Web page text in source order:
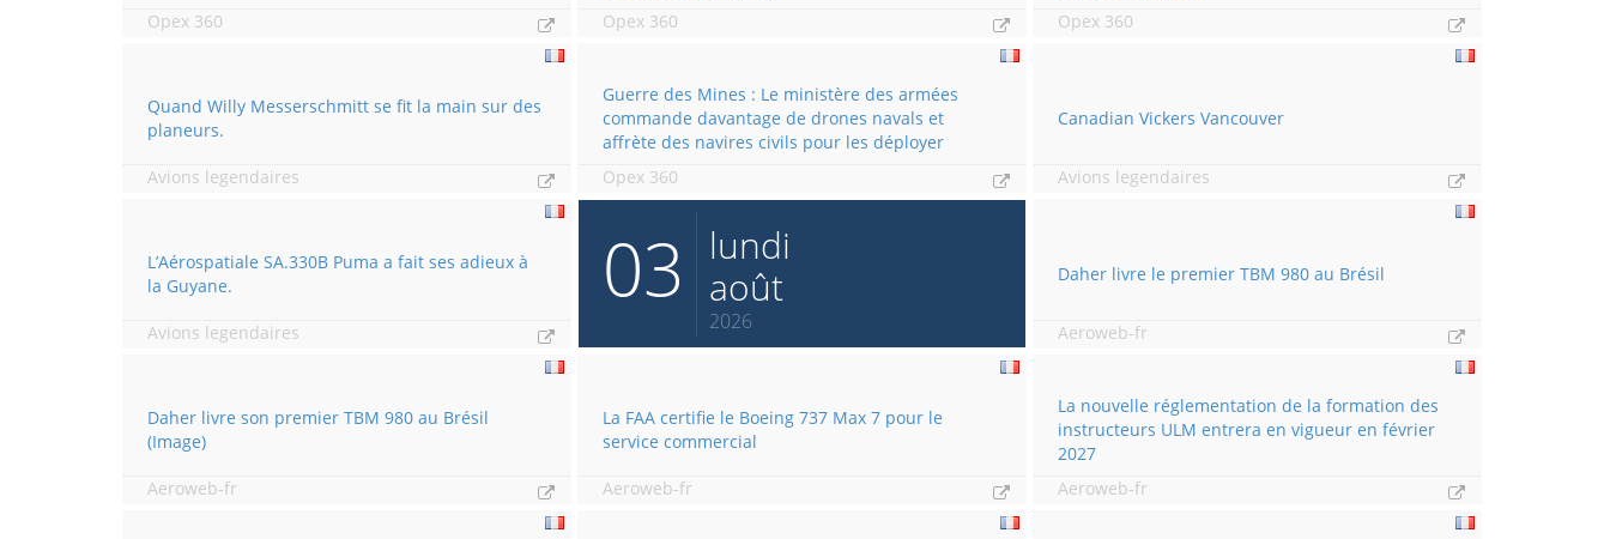
Opex 360
Opex 360
Opex 360
Quand Willy Messerschmitt se fit la main sur des
planeurs.
Avions legendaires
Guerre des Mines : Le ministère des armées
commande davantage de drones navals et
affrète des navires civils pour les déployer
Opex 360
Canadian Vickers Vancouver
Avions legendaires
L’Aérospatiale SA.330B Puma a fait ses adieux à
la Guyane.
Avions legendaires
03
lundi
août
2026
Daher livre le premier TBM 980 au Brésil
Aeroweb-fr
Daher livre son premier TBM 980 au Brésil
(Image)
Aeroweb-fr
La FAA certifie le Boeing 737 Max 7 pour le
service commercial
Aeroweb-fr
La nouvelle réglementation de la formation des
instructeurs ULM entrera en vigueur en février
2027
Aeroweb-fr